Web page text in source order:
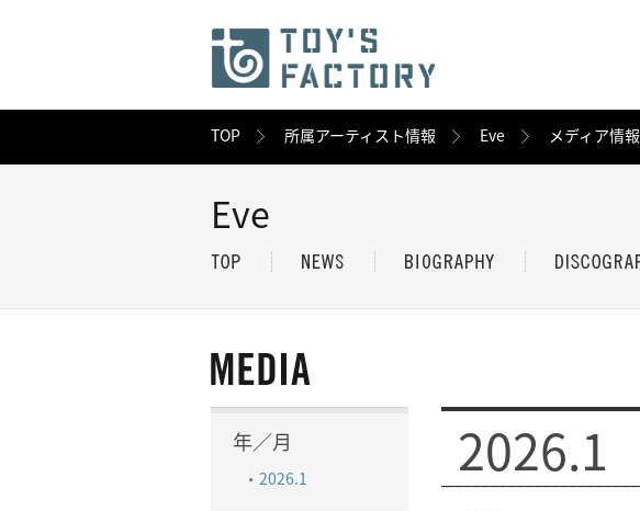
TOP 所属アーティスト情報 Eve メディア情報
Eve
年／月
2026.1
2026.1